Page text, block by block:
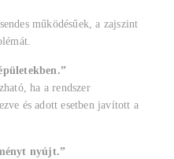
működésűek, a zajszint
ha a rendszer
és adott esetben javított a
nyújt.”